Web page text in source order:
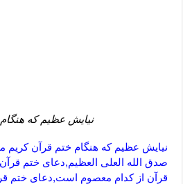
نیایش عظیم که
نیایش عظیم که هنگام ختم قرآن کریم
صدق الله العلی العظیم,دعای ختم